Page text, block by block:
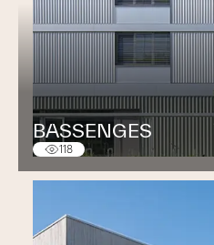
BASSENGES
118